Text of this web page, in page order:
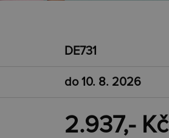
DE731
do 10. 8. 2026
2.937,- Kč